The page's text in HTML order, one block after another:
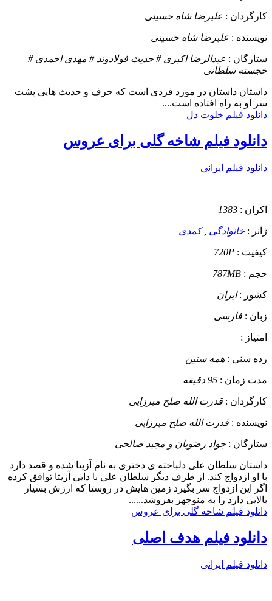
کارگردان : علیرضا شاه حسینی
نویسنده : علیرضا شاه حسینی
ستارگان : عبدالرضا اکبری # حدیث فولادوند # مهدی احمدی #
خجسته سلطانی
داستان داستان در مورد فردی است که حرف و حدیث هایی پشت
سر او به راه افتاده است....
دانلود فیلم خلوت دل
دانلود فیلم شاخه گلی برای عروس
دانلود فیلم ایرانی
اکران : 1383
ژانر : خانوادگی ,کمدی
کیفیت : 720P
حجم : 787MB
کشور :ایران
زبان : فارسی
امتیاز :
رده سنی : همه سنین
مدت زمان : 95 دقیقه
کارگردان : قدرت الله صلح میرزایی
نویسنده : قدرت الله صلح میرزایی
ستارگان : جواد رضویان و مجید صالحی
داستان سلطان علی دلباخته ی دختری به نام آزیتا شده و قصد دارد
با او ازدواج کند. از طرف دیگر سلطان علی با دایی آزیتا توافق کرده
اگر این ازدواج سر بگیرد زمین هایش در روستا که ارزش بسیار
بالایی دارد را به منوچهر بفروشد......
دانلود فیلم شاخه گلی برای عروس
دانلود فیلم هدف اصلی
دانلود فیلم ایرانی